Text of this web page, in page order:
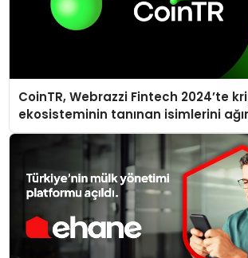
CoinTR, Webrazzi Fintech 2024’te
ekosisteminin tanınan isimlerini